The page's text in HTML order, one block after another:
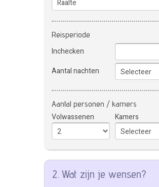
Reisperiode
Inchecken
Aantal nachten
Aantal personen / kamers
Volwassenen Kamers
2. Wat zijn je wensen?